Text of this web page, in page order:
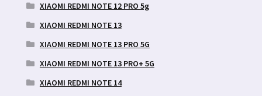
XIAOMI REDMI NOTE 12 PRO 5g
XIAOMI REDMI NOTE 13
XIAOMI REDMI NOTE 13 PRO 5G
XIAOMI REDMI NOTE 13 PRO+ 5G
XIAOMI REDMI NOTE 14